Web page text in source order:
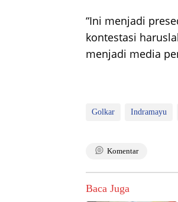
“Ini menjadi
kontestasi
menjadi media
Golkar Indramayu
Komentar
Baca Juga